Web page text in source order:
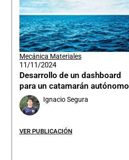
Mecánica Materiales
11/11/2024
Desarrollo de un dashboard
para un catamarán autónomo
Ignacio Segura
VER PUBLICACIÓN